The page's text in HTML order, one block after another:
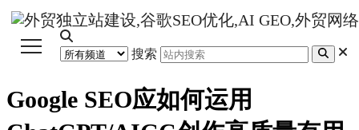
搜索
Google SEO应如何运用